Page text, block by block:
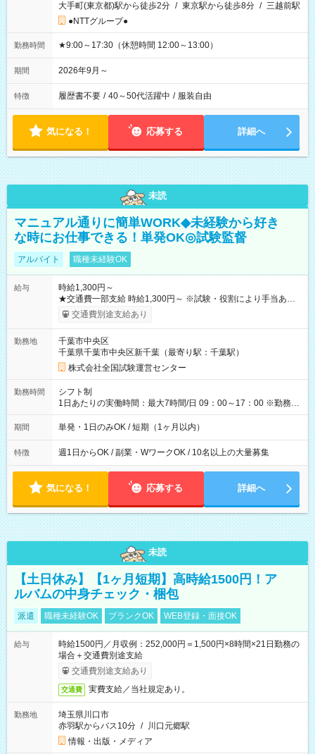
大手町(東京都)駅から徒歩2分 / 東京駅から徒歩8分 / 三越前駅
●NTTグループ●
勤務時間 ★9:00～17:30（休憩時間 12:00～13:00）
期間 2026年9月～
特徴 履歴書不要 / 40～50代活躍中 / 服装自由
気になる！ 応募する 詳細へ
未読
マニュアル通りに簡単WORK◆未経験から好き
な時にお仕事できる！単発OK◎試験監督
アルバイト 職種未経験OK
給与
時給1,300円～
★交通費一部支給 時給1,300円～ ※試験・役割により手当あり
※勤務回数により昇給あり 【即給（前払い）オプションあ
り！】 希望される場合、勤務から1週間ほどで給与の一部を受け
例】 ・河合塾模擬試験 8:30～17:30（休憩1時間） 時給1,300円
×8時間＝日収10,400円＋交通費 ※当日の役割により時給＋100
円の場合あり ・国家試験 7:00～13:30（休憩なし） 時給1,300
円（役割手当＋100円）×6時間＝日収8,400円＋交通費 【試用期
間】試用期間なし
交通費別途支給あり
勤務地
千葉市中央区
千葉県千葉市中央区新千葉（最寄り駅：千葉駅）
株式会社全国試験運営センター
勤務時間
シフト制
1日あたりの実働時間：最大7時間/日 09：00～17：00 ※勤務時
間は 試験により異なります。
期間 単発・1日のみOK / 短期（1ヶ月以内）
特徴 週1日からOK / 副業・WワークOK / 10名以上の大量募集
気になる！ 応募する 詳細へ
未読
【土日休み】【1ヶ月短期】高時給1500円！ア
ルバムの中身チェック・梱包
派遣 職種未経験OK ブランクOK WEB登録・面接OK
給与
時給1500円／月収例：252,000円＝1,500円×8時間×21日勤務の
場合＋交通費別途支給
交通費別途支給あり
交通費 実費支給／当社規定あり。
勤務地
埼玉県川口市
赤羽駅からバス10分 / 川口元郷駅
情報・出版・メディア